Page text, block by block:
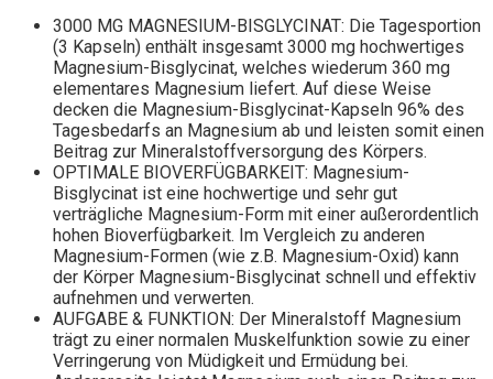
3000 MG MAGNESIUM-BISGLYCINAT: Die Tagesportion
(3 Kapseln) enthält insgesamt 3000 mg hochwertiges
Magnesium-Bisglycinat, welches wiederum 360 mg
elementares Magnesium liefert. Auf diese Weise
decken die Magnesium-Bisglycinat-Kapseln 96% des
Tagesbedarfs an Magnesium ab und leisten somit einen
Beitrag zur Mineralstoffversorgung des Körpers.
OPTIMALE BIOVERFÜGBARKEIT: Magnesium-
Bisglycinat ist eine hochwertige und sehr gut
verträgliche Magnesium-Form mit einer außerordentlich
hohen Bioverfügbarkeit. Im Vergleich zu anderen
Magnesium-Formen (wie z.B. Magnesium-Oxid) kann
der Körper Magnesium-Bisglycinat schnell und effektiv
aufnehmen und verwerten.
AUFGABE & FUNKTION: Der Mineralstoff Magnesium
trägt zu einer normalen Muskelfunktion sowie zu einer
Verringerung von Müdigkeit und Ermüdung bei.